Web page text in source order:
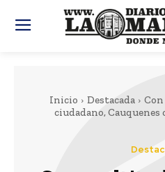
Inicio Destacada
ciudadano, Cauquenes